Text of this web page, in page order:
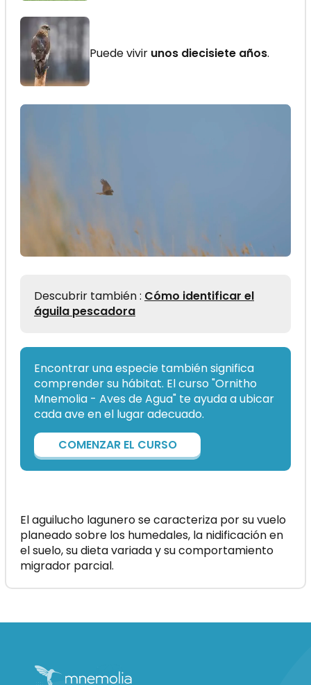
Puede vivir unos diecisiete años.
Descubrir también : Cómo identificar el
águila pescadora
Encontrar una especie también significa
comprender su hábitat. El curso "Ornitho
Mnemolia - Aves de Agua" te ayuda a ubicar
cada ave en el lugar adecuado.
COMENZAR EL CURSO
El aguilucho lagunero se caracteriza por su vuelo
planeado sobre los humedales, la nidificación en
el suelo, su dieta variada y su comportamiento
migrador parcial.